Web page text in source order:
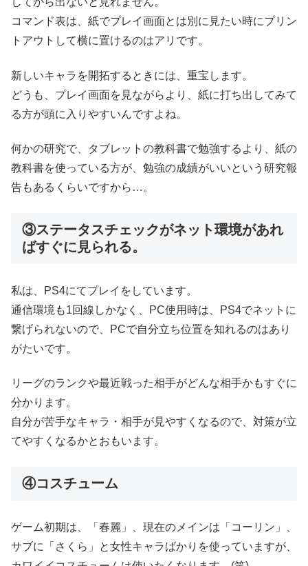
コマンド表は、紙でプレイ画面とは別に見たい時にプリン
トアウトして横に置けるのはアリです。
新しいキャラを開拓するときには、重宝します。
どうも、プレイ画面を見ながらより、紙に打ち出してみて
る方が頭に入りやすいんですよね。
何かの研究で、タブレットの教科書で勉強するより、紙の
教科書を使っている方が、勉強の成績がいいという研究報
告もあるくらいですから…。
③ステータスチェックがネット環境があれ
ばすぐに見られる。
私は、PS4にてプレイをしています。
通信環境も1回線しかなく、PC使用時は、PS4でネットに
繋げられないので、PCで自分立ち位置を知れるのはあり
がたいです。
リーグのランクや最近戦った相手がどんな相手かもすぐに
分かります。
自分が苦手なキャラ・相手が見やすくなるので、対策が立
てやすくなるかとおもいます。
④コスチューム
ゲーム初期は、「春麗」、現在のメインは「コーリン」、
サブに「さくら」と女性キャラばかりを使っていますが、